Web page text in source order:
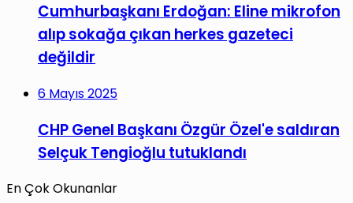
Cumhurbaşkanı Erdoğan: Eline mikrofon
alıp sokağa çıkan herkes gazeteci
değildir
6 Mayıs 2025
CHP Genel Başkanı Özgür Özel'e saldıran
Selçuk Tengioğlu tutuklandı
En Çok Okunanlar